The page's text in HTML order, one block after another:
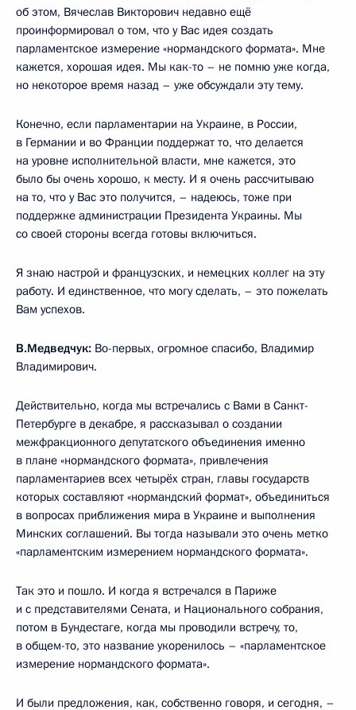
об этом, Вячеслав Викторович недавно ещё
проинформировал о том, что у Вас идея создать
парламентское измерение «нормандского формата». Мне
кажется, хорошая идея. Мы как-то – не помню уже когда,
но некоторое время назад – уже обсуждали эту тему.
Конечно, если парламентарии на Украине, в России,
в Германии и во Франции поддержат то, что делается
на уровне исполнительной власти, мне кажется, это
было бы очень хорошо, к месту. И я очень рассчитываю
на то, что у Вас это получится, – надеюсь, тоже при
поддержке администрации Президента Украины. Мы
со своей стороны всегда готовы включиться.
Я знаю настрой и французских, и немецких коллег на эту
работу. И единственное, что могу сделать, – это пожелать
Вам успехов.
В.Медведчук: Во-первых, огромное спасибо, Владимир
Владимирович.
Действительно, когда мы встречались с Вами в Санкт-
Петербурге в декабре, я рассказывал о создании
межфракционного депутатского объединения именно
в плане «нормандского формата», привлечения
парламентариев всех четырёх стран, главы государств
которых составляют «нормандский формат», объединиться
в вопросах приближения мира в Украине и выполнения
Минских соглашений. Вы тогда называли это очень метко
«парламентским измерением нормандского формата».
Так это и пошло. И когда я встречался в Париже
и с представителями Сената, и Национального собрания,
потом в Бундестаге, когда мы проводили встречу, то,
в общем-то, это название укоренилось – «парламентское
измерение нормандского формата».
И были предложения, как, собственно говоря, и сегодня, –